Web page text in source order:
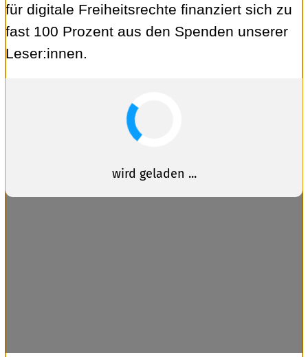
für digitale Freiheitsrechte finanziert sich zu
fast 100 Prozent aus den Spenden unserer
Leser:innen.